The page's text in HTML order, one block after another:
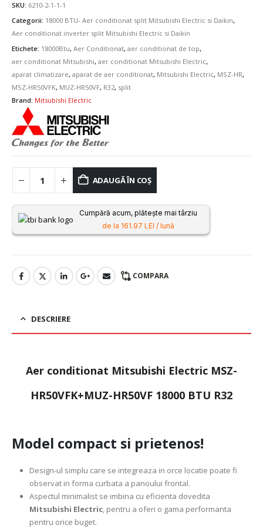
SKU: 6210-2-1-1-1
Categorii: 18000 BTU- Aer conditionat split Mitsubishi Electric si Daikin,
Aer conditionat inverter split Mitsubishi Electric si Daikin
Etichete: 18000Btu, Aer Conditionat, aer conditionat de top,
aer conditionat Mitsubishi, aer conditionat Mitsubishi Electric,
aparat climatizare, aparat de aer conditionat, Mitsubishi Electric, MSZ-HR,
MSZ-HR50VFK, MUZ-HR50VF, R32, split
Brand: Mitsubishi Electric
ADAUGĂ ÎN COȘ
Cumpără acum, plătește mai târziu
de la 161.97 LEI / lună
COMPARA
DESCRIERE
Aer conditionat Mitsubishi Electric MSZ-
HR50VFK+MUZ-HR50VF 18000 BTU R32
Model compact si prietenos!
Design-ul simplu care se integreaza in orce locatie poate fi
observat in forma curbata a panoului frontal.
Aspectul minimalist se imbina cu eficienta dovedita
Mitsubishi Electric, pentru a oferi o gama performanta
pentru orice buget.